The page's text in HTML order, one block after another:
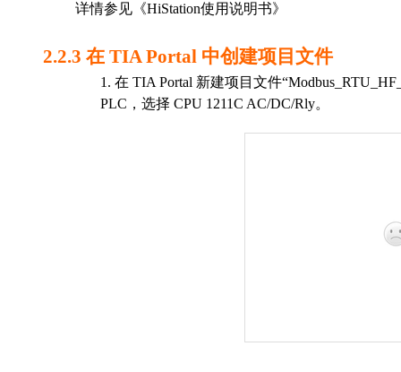
详情参见《HiStation使用说明书》
2.2.3 在 TIA Portal 中创建项目文件
1. 在 TIA Portal 新建项目文件“
PLC ，选择 CPU 1 211C AC/DC/Rly。